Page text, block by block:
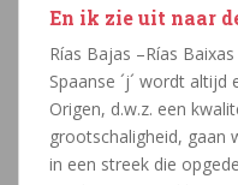
En ik zie uit naar
Rías Bajas –Rías
Spaanse ´j´ wordt altijd
Origen, d.w.z. een
grootschaligheid, gaan
in een streek die